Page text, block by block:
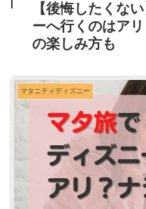
【後悔したくな
ーへ行くのはア
の楽しみ方も
マタニティディズニー